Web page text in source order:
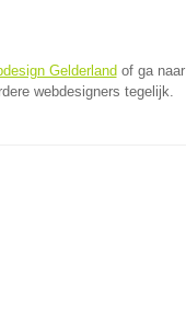
Gelderland of ga naar
webdesigners tegelijk.